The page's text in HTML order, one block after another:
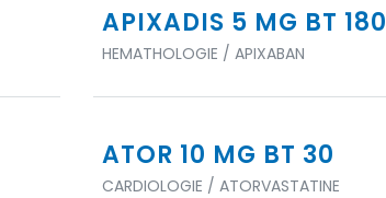
APIXADIS 5 MG BT 180
HEMATHOLOGIE / APIXABAN
ATOR 10 MG BT 30
CARDIOLOGIE / ATORVASTATINE